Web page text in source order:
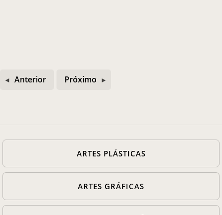
Anterior Próximo
ARTES PLÁSTICAS
ARTES GRÁFICAS